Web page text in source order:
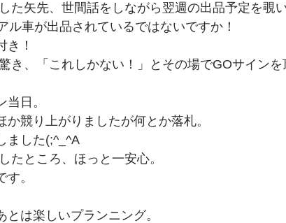
た矢先、世間話をしながら翌週の出品予定を覗
ル車が出品されているではないですか！
き！
き、「これしかない！」とその場でGOサイン
日。
競り上がりましたが何とか落札。
ました(;^_^A
たところ、ほっと一安心。
。
は楽しいプランニング。